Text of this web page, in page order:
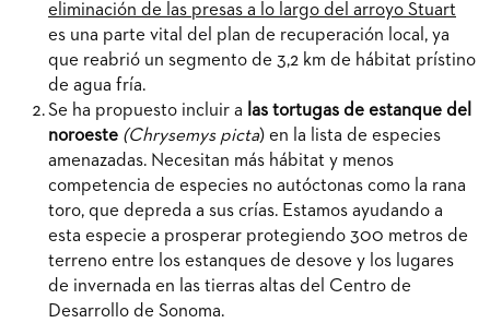
eliminación de las presas a lo largo del arroyo Stuart
es una parte vital del plan de recuperación local, ya
que reabrió un segmento de 3,2 km de hábitat prístino
de agua fría.
Se ha propuesto incluir a las tortugas de estanque del
noroeste (Chrysemys picta) en la lista de especies
amenazadas. Necesitan más hábitat y menos
competencia de especies no autóctonas como la rana
toro, que depreda a sus crías. Estamos ayudando a
esta especie a prosperar protegiendo 300 metros de
terreno entre los estanques de desove y los lugares
de invernada en las tierras altas del Centro de
Desarrollo de Sonoma.